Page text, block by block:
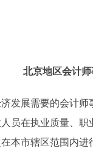
北京地区会计
展需要的会计师
员在执业质量、
本市辖区范围内